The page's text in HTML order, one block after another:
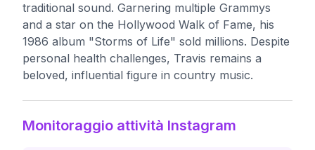
traditional sound. Garnering multiple Grammys
and a star on the Hollywood Walk of Fame, his
1986 album "Storms of Life" sold millions. Despite
personal health challenges, Travis remains a
beloved, influential figure in country music.
Monitoraggio attività Instagram